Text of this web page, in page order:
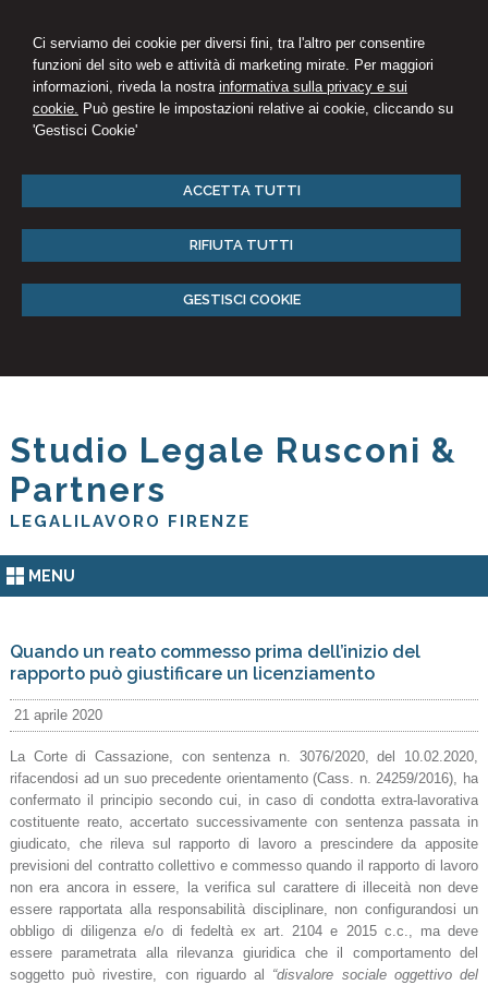
Ci serviamo dei cookie per diversi fini, tra l'altro per consentire
funzioni del sito web e attività di marketing mirate. Per maggiori
informazioni, riveda la nostra informativa sulla privacy e sui
cookie. Può gestire le impostazioni relative ai cookie, cliccando su
'Gestisci Cookie'
ACCETTA TUTTI
RIFIUTA TUTTI
GESTISCI COOKIE
Studio Legale Rusconi &
Partners
LEGALILAVORO FIRENZE
MENU
Quando un reato commesso prima dell’inizio del
rapporto può giustificare un licenziamento
21 aprile 2020
La Corte di Cassazione, con sentenza n. 3076/2020, del 10.02.2020,
rifacendosi ad un suo precedente orientamento (Cass. n. 24259/2016), ha
confermato il principio secondo cui, in caso di condotta extra-lavorativa
costituente reato, accertato successivamente con sentenza passata in
giudicato, che rileva sul rapporto di lavoro a prescindere da apposite
previsioni del contratto collettivo e commesso quando il rapporto di lavoro
non era ancora in essere, la verifica sul carattere di illeceità non deve
essere rapportata alla responsabilità disciplinare, non configurandosi un
obbligo di diligenza e/o di fedeltà ex art. 2104 e 2015 c.c., ma deve
essere parametrata alla rilevanza giuridica che il comportamento del
soggetto può rivestire, con riguardo al “disvalore sociale oggettivo del